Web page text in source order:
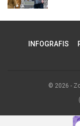
INFOGRAFIS
© 2026 -